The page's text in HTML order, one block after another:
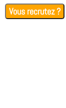
Vous recrutez ?